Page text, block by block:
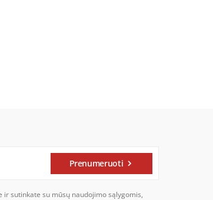
Prenumeruoti
sutinkate su mūsų naudojimo sąlygomis,